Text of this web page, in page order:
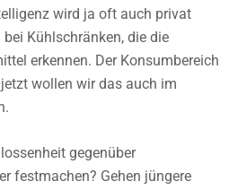
wird ja oft auch privat
Kühlschränken, die die
erkennen. Der Konsumbereich
wollen wir das auch im
gegenüber
festmachen? Gehen jüngere